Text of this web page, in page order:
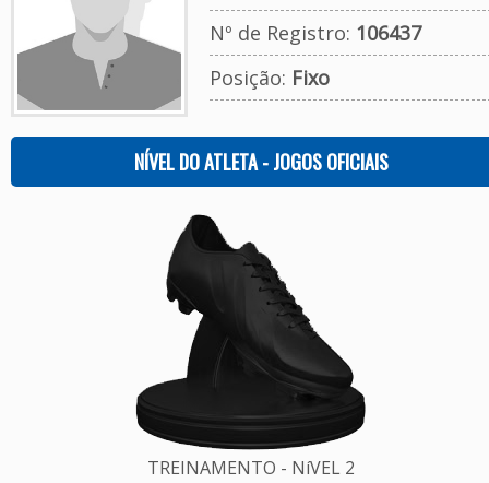
Nº de Registro: 106437
Posição: Fixo
NÍVEL DO ATLETA - JOGOS OFICIAIS
TREINAMENTO - NíVEL 2